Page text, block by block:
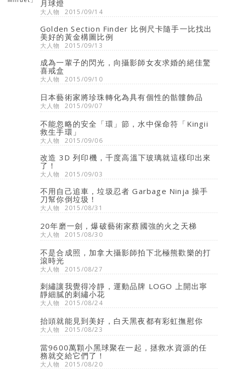
月球燈
大人物 2015/09/14
Golden Section Finder 比例尺卡隨手一比找出
美好的黃金構圖比例
大人物 2015/09/13
成為一輩子的閃光，向攝影師女友求婚的絕佳驚
喜戒盒
大人物 2015/09/10
日本藝術家將珍珠轉化為具有個性的骷髏飾品
大人物 2015/09/07
不能忽略的安全「環」節，水中保命符「Kingii
救生手環」
大人物 2015/09/06
改造 3D 列印機，千度高溫下玻璃就這樣印出來
了！
大人物 2015/09/03
不用自己追車，垃圾忍者 Garbage Ninja 操手
刀幫你倒垃圾！
大人物 2015/08/31
20年磨一劍，爆破藝術家蔡國強的火之天梯
大人物 2015/08/30
不是合成照，加拿大攝影師拍下北極熊歡樂的打
滾時光
大人物 2015/08/27
刺繡讓我覺得冷靜，運動品牌 LOGO 上開出寧
靜細膩的刺繡小花
大人物 2015/08/24
抬頭就能見到美好，白天黑夜都有彩虹撫慰你
大人物 2015/08/23
當9600萬顆小黑球聚在一起，拯救水資源的任
務就交給它們了！
大人物 2015/08/20